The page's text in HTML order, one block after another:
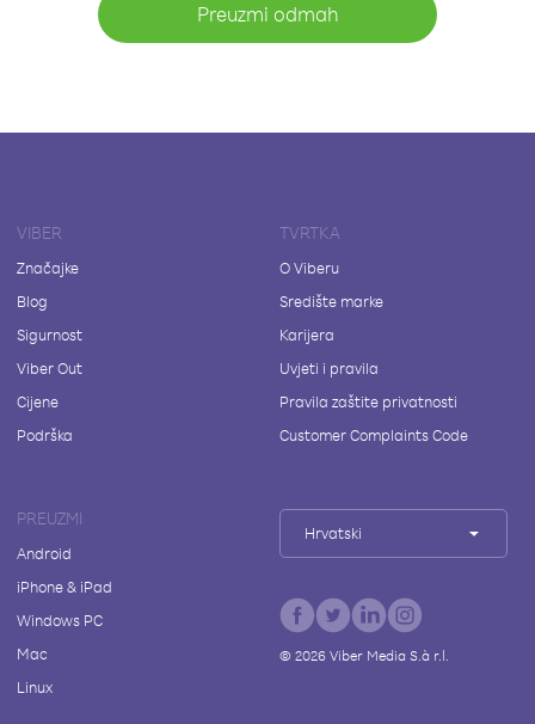
Preuzmi odmah
VIBER
Značajke
Blog
Sigurnost
Viber Out
Cijene
Podrška
TVRTKA
O Viberu
Središte marke
Karijera
Uvjeti i pravila
Pravila zaštite privatnosti
Customer Complaints Code
PREUZMI
Android
iPhone & iPad
Windows PC
Mac
Linux
Hrvatski
© 2026Viber Media S.à r.l.